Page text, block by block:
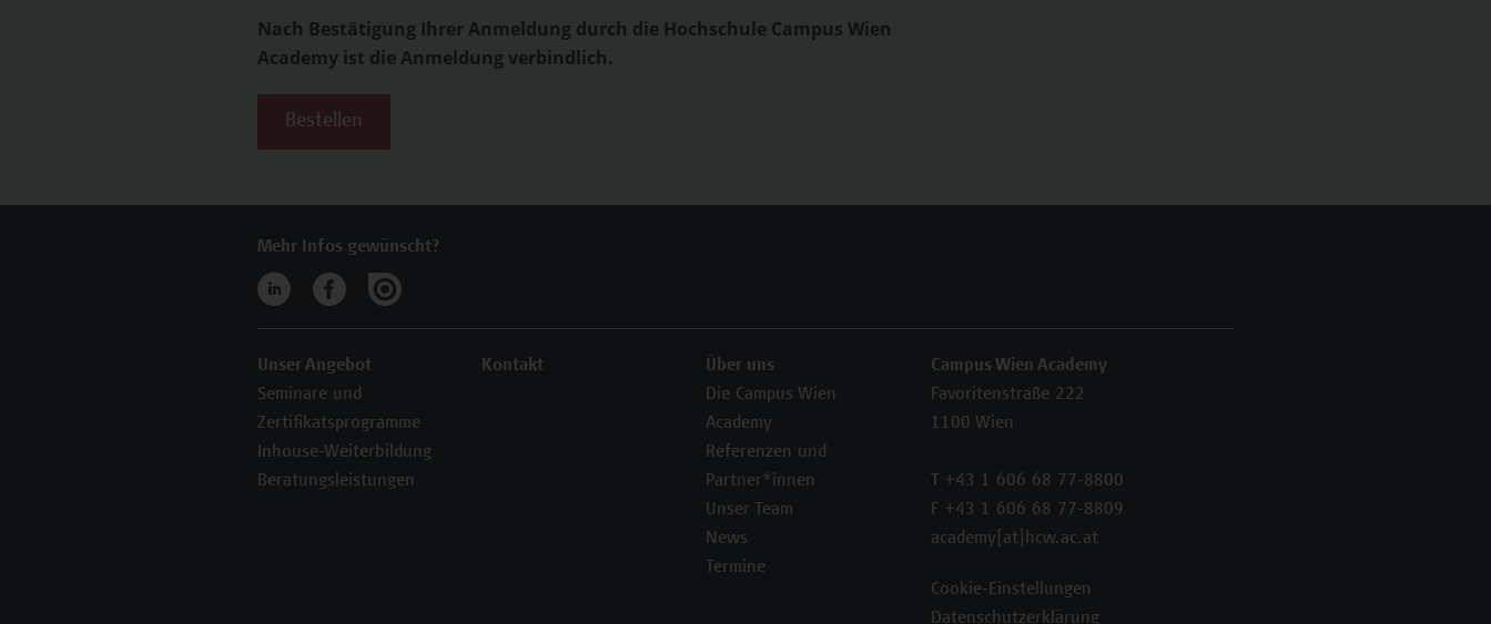
Nach Bestätigung Ihrer Anmeldung durch die Hochschule Campus Wien
Academy ist die Anmeldung verbindlich.
Mehr Infos gewünscht?
Unser Angebot
Seminare und
Zertifikatsprogramme
Inhouse-Weiterbildung
Beratungsleistungen
Über uns
Die Campus Wien
Academy
Referenzen und
Partner*innen
Unser Team
News
Termine
Kontakt
Campus Wien Academy
Favoritenstraße 222
1100 Wien
T +43 1 606 68 77-8800
F +43 1 606 68 77-8809
academy[at]hcw.ac.at
Cookie-Einstellungen
Datenschutzerklärung